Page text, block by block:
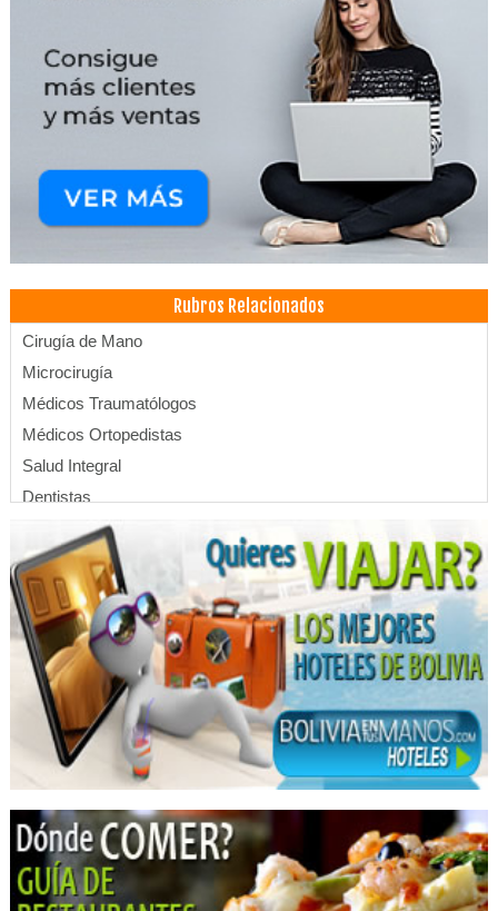
Rubros Relacionados
Cirugía de Mano
Microcirugía
Médicos Traumatólogos
Médicos Ortopedistas
Salud Integral
Dentistas
Estética Dental
Implantología Dental
Implantes dentales
Limpieza Dental
Médicos Odontólogos
Odontología Integral
Odontología Estética
Periodoncia
Cirujano dental
Médicos Terapeutas del Dolor
Funerarias
Funerales
Servicios Exequiales